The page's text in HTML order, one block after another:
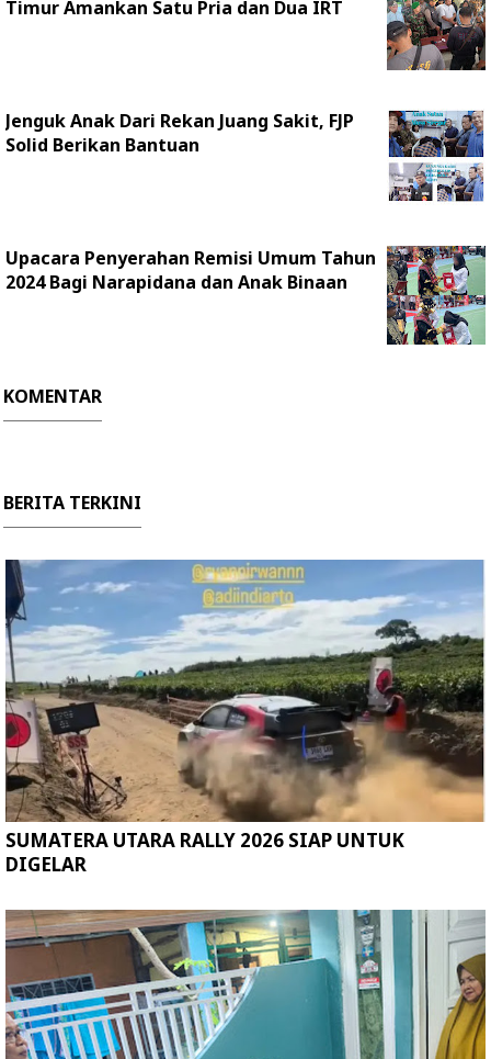
Timur Amankan Satu Pria dan Dua IRT
Jenguk Anak Dari Rekan Juang Sakit, FJP
Solid Berikan Bantuan
Upacara Penyerahan Remisi Umum Tahun
2024 Bagi Narapidana dan Anak Binaan
KOMENTAR
BERITA TERKINI
SUMATERA UTARA RALLY 2026 SIAP UNTUK
DIGELAR